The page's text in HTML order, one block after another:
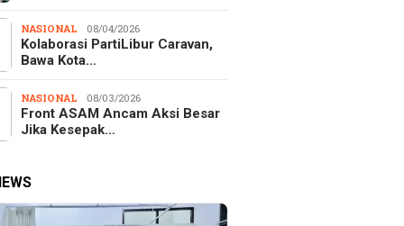
NASIONAL 08/04/2026
Kolaborasi PartiLibur Caravan,
Bawa Kota…
NASIONAL 08/03/2026
Front ASAM Ancam Aksi Besar
Jika Kesepak…